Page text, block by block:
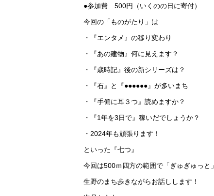
●参加費 500円（いくのの日に寄付）
今回の「ものがたり」は
・『エンタメ』の移り変わり
・『あの建物』何に見えます？
・『歳時記』後の新シリーズは？
・『石』と『●●●●●●』が多いまち
・『手偏に耳３つ』読めますか？
・『1年を3日で』稼いだでしょうか？
・2024年も頑張ります！
といった『七つ』
今回は500ｍ四方の範囲で「ぎゅぎゅっと」
生野のまち歩きながらお話しします！